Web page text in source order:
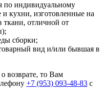
по индивидуальному
кухни, изготовленные на
ткани, отличной от
сборки;
вид и/или бывшая в
возврате, то Вам
+7 (953) 093-48-83 с